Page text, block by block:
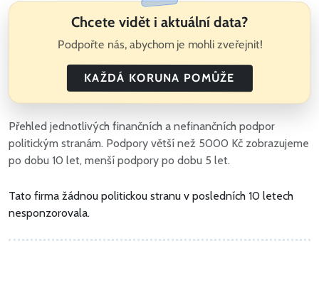
Chcete vidět i aktuální data?
Podpořte nás, abychom je mohli zveřejnit!
KAŽDÁ KORUNA POMŮŽE
Přehled jednotlivých finančních a nefinančních podpor
politickým stranám. Podpory větší než 5000 Kč zobrazujeme
po dobu 10 let, menší podpory po dobu 5 let.
Tato firma žádnou politickou stranu v posledních 10 letech
nesponzorovala.